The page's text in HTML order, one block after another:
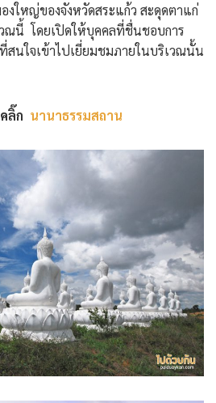
ใหญ่ของจังหวัดสระแก้ว สะดุดตาแก่
ณนี้ โดยเปิดให้บุคคลที่ชื่นชอบการ
นใจเข้าไปเยี่ยมชมภายในบริเวณนั้น
ลิ๊ก นานาธรรมสถาน